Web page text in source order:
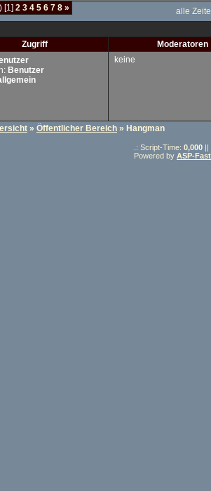
) [1] 2 3 4 5 6 7 8 » alle
Zugriff
Moderatoren
Benutzer
keine
» Öffentlicher Bereich » Hangman
.: Script-Time: 0,000 ||
Powered by ASP-